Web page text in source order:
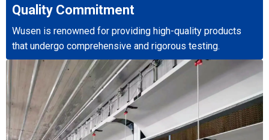
Quality Commitment
Wusen is renowned for providing high-quality products
that undergo comprehensive and rigorous testing.